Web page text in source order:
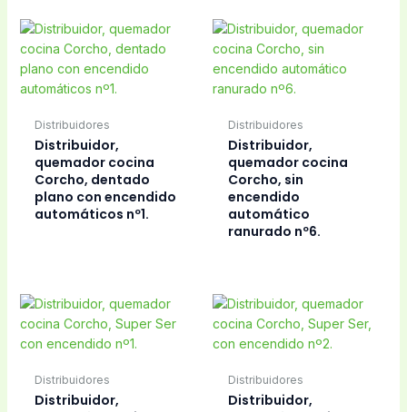
Distribuidores
Distribuidor,
quemador cocina
Corcho, dentado
plano con encendido
automáticos nº1.
Distribuidores
Distribuidor,
quemador cocina
Corcho, sin
encendido
automático
ranurado nº6.
Distribuidores
Distribuidor,
Distribuidores
Distribuidor,